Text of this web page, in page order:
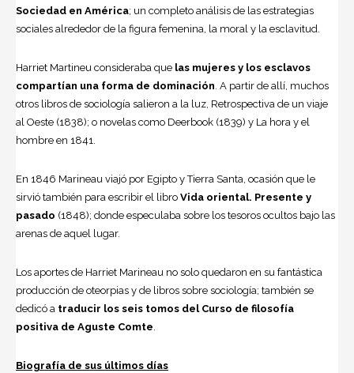
Sociedad en América; un completo análisis de las estrategias
sociales alrededor de la figura femenina, la moral y la esclavitud.
Harriet Martineu consideraba que las mujeres y los esclavos
compartían una forma de dominación. A partir de allí, muchos
otros libros de sociología salieron a la luz, Retrospectiva de un viaje
al Oeste (1838); o novelas como Deerbook (1839) y La hora y el
hombre en 1841.
En 1846 Marineau viajó por Egipto y Tierra Santa, ocasión que le
sirvió también para escribir el libro Vida oriental. Presente y
pasado (1848); donde especulaba sobre los tesoros ocultos bajo las
arenas de aquel lugar.
Los aportes de Harriet Marineau no solo quedaron en su fantástica
producción de oteorpias y de libros sobre sociología; también se
dedicó a traducir los seis tomos del Curso de filosofía
positiva de Aguste Comte.
Biografía de sus últimos días